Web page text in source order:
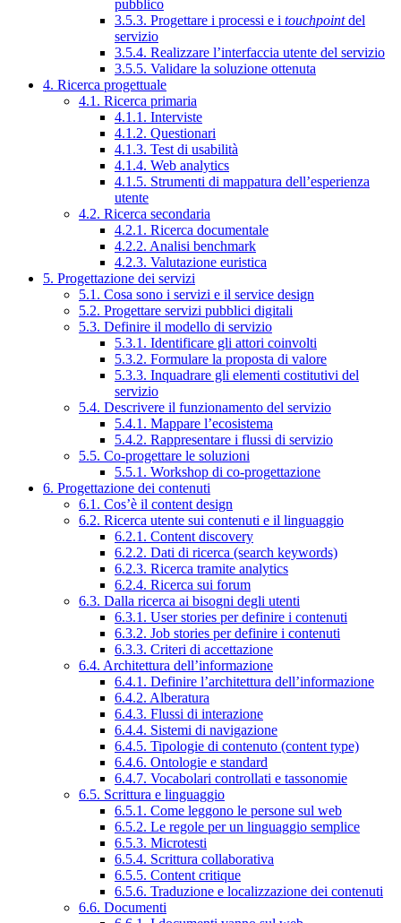
pubblico
3.5.3. Progettare i processi e i touchpointdel
servizio
3.5.4. Realizzare l’interfaccia utente del servizio
3.5.5. Validare la soluzione ottenuta
4. Ricerca progettuale
4.1. Ricerca primaria
4.1.1. Interviste
4.1.2. Questionari
4.1.3. Test di usabilità
4.1.4. Web analytics
4.1.5. Strumenti di mappatura dell’esperienza
utente
4.2. Ricerca secondaria
4.2.1. Ricerca documentale
4.2.2. Analisi benchmark
4.2.3. Valutazione euristica
5. Progettazione dei servizi
5.1. Cosa sono i servizi e il service design
5.2. Progettare servizi pubblici digitali
5.3. Definire il modello di servizio
5.3.1. Identificare gli attori coinvolti
5.3.2. Formulare la proposta di valore
5.3.3. Inquadrare gli elementi costitutivi del
servizio
5.4. Descrivere il funzionamento del servizio
5.4.1. Mappare l’ecosistema
5.4.2. Rappresentare i flussi di servizio
5.5. Co-progettare le soluzioni
5.5.1. Workshop di co-progettazione
6. Progettazione dei contenuti
6.1. Cos’è il content design
6.2. Ricerca utente sui contenuti e il linguaggio
6.2.1. Content discovery
6.2.2. Dati di ricerca (search keywords)
6.2.3. Ricerca tramite analytics
6.2.4. Ricerca sui forum
6.3. Dalla ricerca ai bisogni degli utenti
6.3.1. User stories per definire i contenuti
6.3.2. Job stories per definire i contenuti
6.3.3. Criteri di accettazione
6.4. Architettura dell’informazione
6.4.1. Definire l’architettura dell’informazione
6.4.2. Alberatura
6.4.3. Flussi di interazione
6.4.4. Sistemi di navigazione
6.4.5. Tipologie di contenuto (content type)
6.4.6. Ontologie e standard
6.4.7. Vocabolari controllati e tassonomie
6.5. Scrittura e linguaggio
6.5.1. Come leggono le persone sul web
6.5.2. Le regole per un linguaggio semplice
6.5.3. Microtesti
6.5.4. Scrittura collaborativa
6.5.5. Content critique
6.5.6. Traduzione e localizzazione dei contenuti
6.6. Documenti